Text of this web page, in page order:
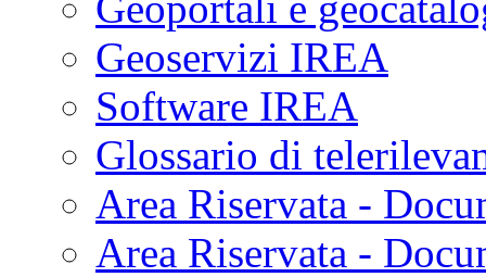
Geoservizi IREA
Software IREA
Glossario di
Area Riservata -
Area Riservata -